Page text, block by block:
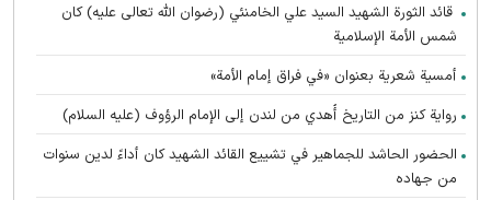
قائد الثورة الشهيد السيد علي الخامنئي (رضوان الله تعالى عليه) كان
شمس الأمة الإسلامية
أمسية شعرية بعنوان «في فراق إمام الأمة»
رواية كنز من التاريخ أُهدي من لندن إلى الإمام الرؤوف (عليه السلام)
الحضور الحاشد للجماهير في تشييع القائد الشهيد كان أداءً لدين سنوات
من جهاده